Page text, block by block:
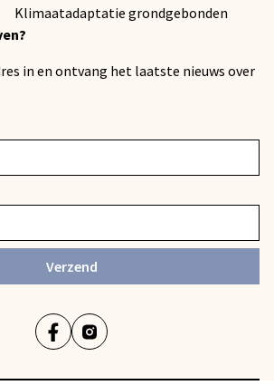
Klimaatadaptatie grondgebonden
in en ontvang het laatste nieuws over
Verzend